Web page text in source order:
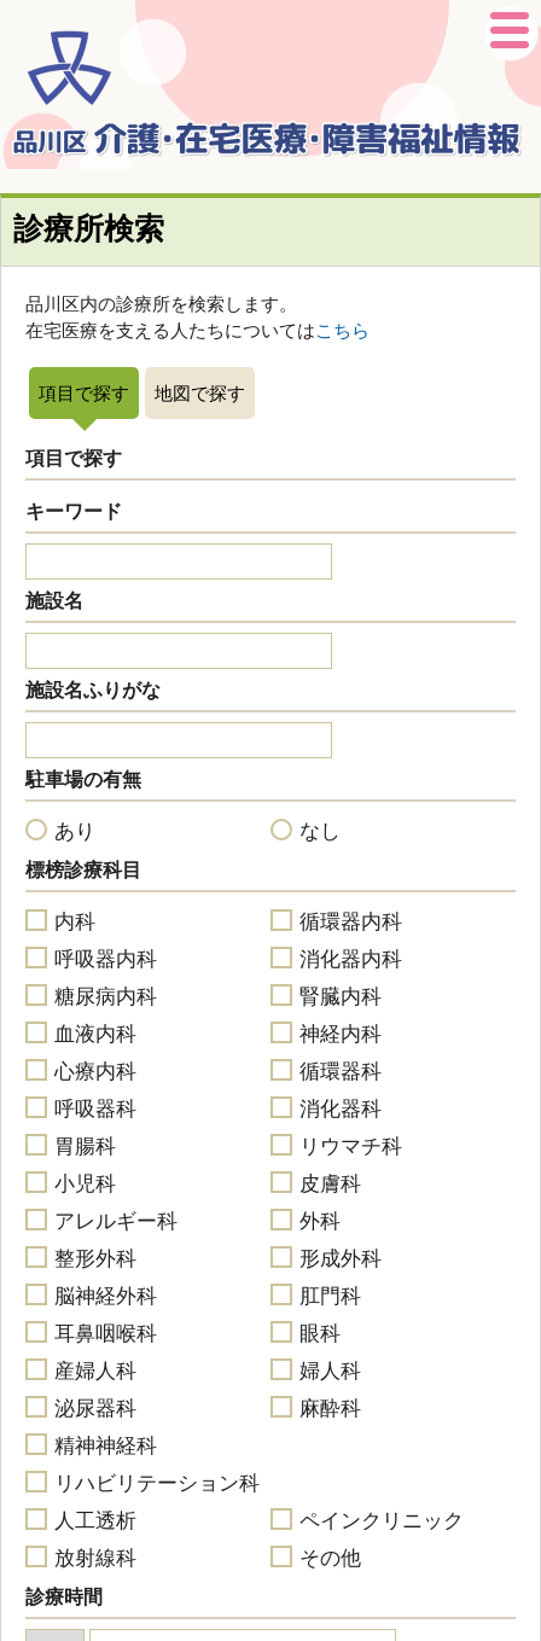
へ診療所検索
品川区内の診療所を検索します。
在宅医療を支える人たちについてはこちら
項目で探す 地図で探す
項目で探す
キーワード
施設名
施設名ふりがな
駐車場の有無
あり なし
標榜診療科目
内科
循環器内科
呼吸器内科
消化器内科
糖尿病内科
腎臓内科
血液内科
神経内科
心療内科
循環器科
呼吸器科
消化器科
胃腸科
リウマチ科
小児科
皮膚科
アレルギー科
外科
整形外科
形成外科
脳神経外科
肛門科
耳鼻咽喉科
眼科
産婦人科
婦人科
泌尿器科
麻酔科
精神神経科
リハビリテーション科
人工透析
ペインクリニック
放射線科
その他
診療時間